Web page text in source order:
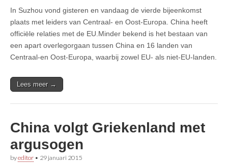
In Suzhou vond gisteren en vandaag de vierde bijeenkomst
plaats met leiders van Centraal- en Oost-Europa. China heeft
officiële relaties met de EU.Minder bekend is het bestaan van
een apart overlegorgaan tussen China en 16 landen van
Centraal-en Oost-Europa, waarbij zowel EU- als niet-EU-landen.
Lees meer →
China volgt Griekenland met
argusogen
byeditor • 29 januari 2015